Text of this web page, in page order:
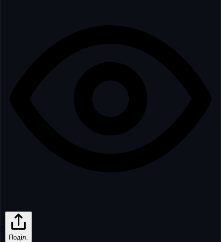
Поділ.